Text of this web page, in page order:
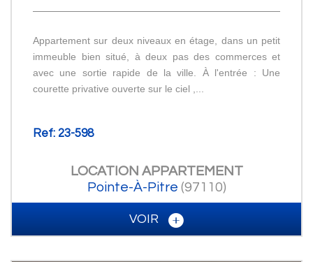
Appartement sur deux niveaux en étage, dans un petit
immeuble bien situé, à deux pas des commerces et
avec une sortie rapide de la ville. À l'entrée : Une
courette privative ouverte sur le ciel ,...
Ref: 23-598
LOCATION APPARTEMENT
Pointe-À-Pitre (97110)
VOIR